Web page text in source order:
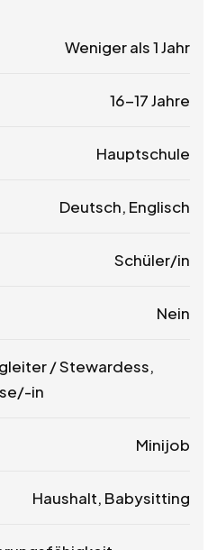
Weniger als 1 Jahr
16-17 Jahre
Hauptschule
Deutsch, Englisch
Schüler/in
Nein
/ Stewardess,
in
Minijob
Haushalt, Babysitting